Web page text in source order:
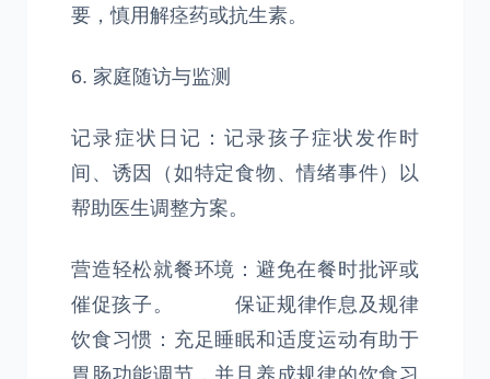
要，慎用解痉药或抗生素。
6. 家庭随访与监测
记录症状日记：记录孩子症状发作时
间、诱因（如特定食物、情绪事件）以
帮助医生调整方案。
营造轻松就餐环境：避免在餐时批评或
催促孩子。 保证规律作息及规律
饮食习惯：充足睡眠和适度运动有助于
胃肠功能调节，并且养成规律的饮食习